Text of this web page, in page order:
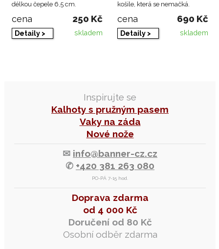
Inspirujte se
Kalhoty s pružným pasem
Vaky na záda
Nové nože
✉ info@banner-cz.cz
✆ +420 381 263 080
PO-PÁ 7-15 hod.
Doprava zdarma
od 4 000 Kč
Doručení od 80 Kč
Osobní odběr zdarma
délkou čepele 6,5 cm.
cena 250 Kč
Detaily > skladem
košile, která se nemačká.
cena 690 Kč
Detaily > skladem